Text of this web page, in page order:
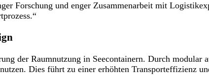
Forschung und enger Zusammenarbeit mit
der Raumnutzung in Seecontainern. Durch modular
Dies führt zu einer erhöhten Transporteffizienz